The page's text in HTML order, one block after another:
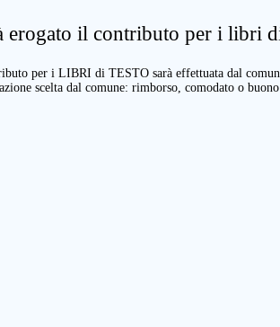
erogato il contributo per i libri
per i LIBRI di TESTO sarà effettuata dal
scelta dal comune: rimborso, comodato o